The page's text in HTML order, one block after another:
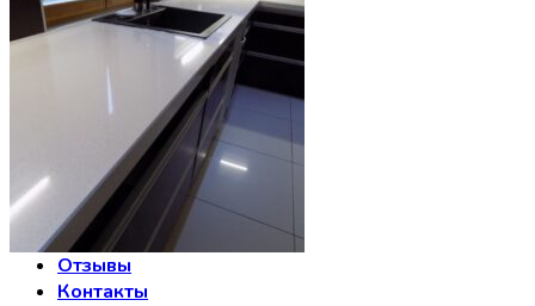
Staron
Stratos Quartz
Symphony
Technistone
Vicostone
Заказать столешницу
Производство
Сервис
Галерея
Отзывы
Контакты